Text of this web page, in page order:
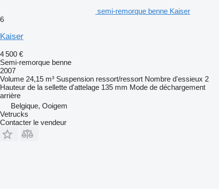
semi-remorque benne Kaiser
6
Kaiser
4 500 €
Semi-remorque benne
2007
Volume 24,15 m³ Suspension ressort/ressort Nombre d'essieux 2
Hauteur de la sellette d'attelage 135 mm Mode de déchargement
arrière
Belgique, Ooigem
Vetrucks
Contacter le vendeur